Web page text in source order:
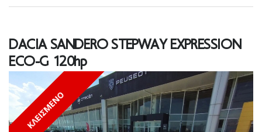
DACIA SANDERO STEPWAY EXPRESSION
ECO-G 120hp
ΚΛΕΙΣΜΕΝΟ